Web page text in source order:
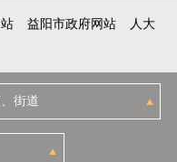
益阳市政府网站
人大